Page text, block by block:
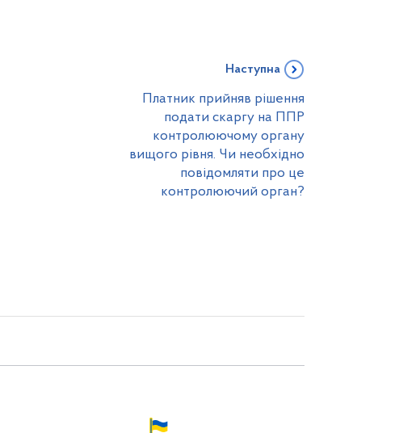
Наступна
Платник прийняв рішення
подати скаргу на ППР
контролюючому органу
вищого рівня. Чи необхідно
повідомляти про це
контролюючий орган?